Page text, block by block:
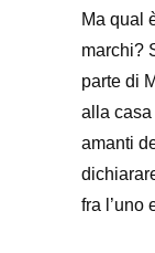
Ma qual
marchi?
parte di
alla casa
amanti
fra l’uno